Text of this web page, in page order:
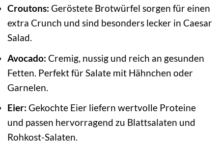
Croutons: Geröstete Brotwürfel sorgen für einen
extra Crunch und sind besonders lecker in Caesar
Salad.
Avocado: Cremig, nussig und reich an gesunden
Fetten. Perfekt für Salate mit Hähnchen oder
Garnelen.
Eier: Gekochte Eier liefern wertvolle Proteine
und passen hervorragend zu Blattsalaten und
Rohkost-Salaten.